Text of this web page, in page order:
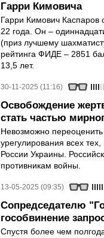
Гарри Кимовича
Гарри Кимович
22 года. Он –
(приз лучшему
рейтинга ФИДЕ – 2851
13,5 лет.
30-11-2025 (11:16)
Освобождение
стать частью
Невозможно
урегулирования всех
России Украины.
противникам войны.
13-05-2025 (09:35)
Сопредседателю
гособвинение
Спустя более чем